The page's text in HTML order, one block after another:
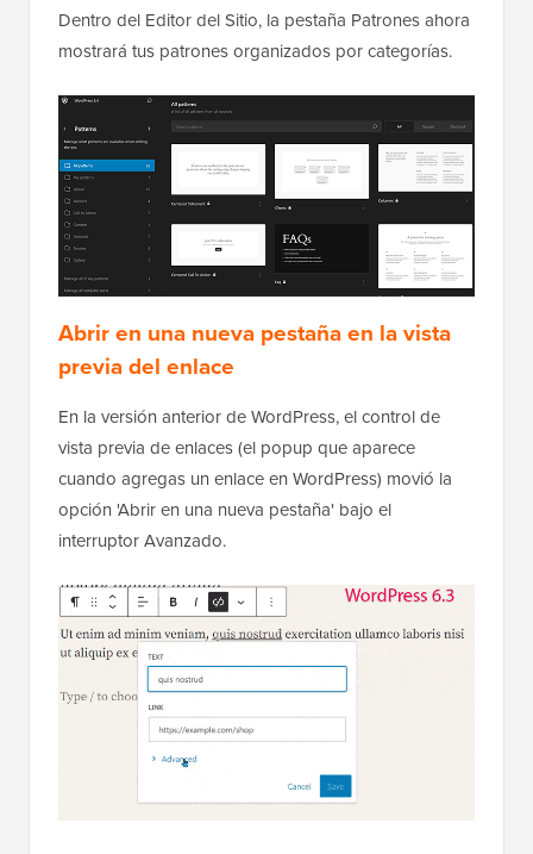
Dentro del Editor del Sitio, la pestaña Patrones ahora
mostrará tus patrones organizados por categorías.
Abrir en una nueva pestaña en la vista
previa del enlace
En la versión anterior de WordPress, el control de
vista previa de enlaces (el popup que aparece
cuando agregas un enlace en WordPress) movió la
opción 'Abrir en una nueva pestaña' bajo el
interruptor Avanzado.